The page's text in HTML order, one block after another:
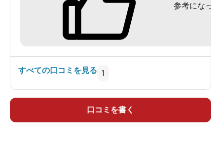
参考になった
すべての口コミを見る 1
口コミを書く